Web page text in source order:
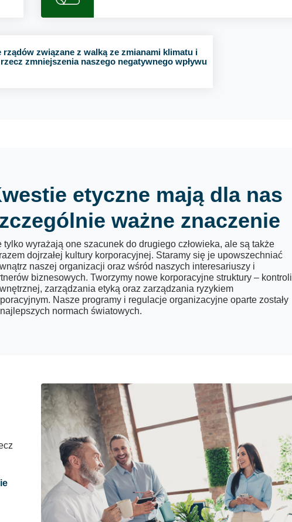
związane z walką ze zmianami klimatu i
zmniejszenia naszego negatywnego wpływu
etyczne mają dla nas
ważne znaczenie
tylko wyrażają one szacunek do drugiego człowieka, ale są także
dojrzałej kultury korporacyjnej. Staramy się je upowszechniać
naszej organizacji oraz wśród naszych interesariuszy i
biznesowych. Tworzymy nowe korporacyjne struktury – kontroli
zarządzania etyką oraz zarządzania ryzykiem
Nasze programy i regulacje organizacyjne oparte zostały
normach światowych.